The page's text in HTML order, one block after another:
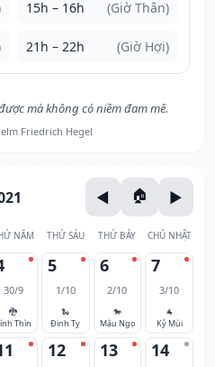
15h – 16h (Giờ Thân)
21h – 22h (Giờ Hợi)
mà không có niềm đam mê.
Friedrich Hegel
NĂM THỨ SÁU THỨ BẢY CHỦ NHẬT
30/9
🐉
Thìn
5
1/10
🐍
Đinh Tỵ
6
2/10
🐎
Mậu Ngọ
7
3/10
🐐
Kỷ Mùi
12 13 14